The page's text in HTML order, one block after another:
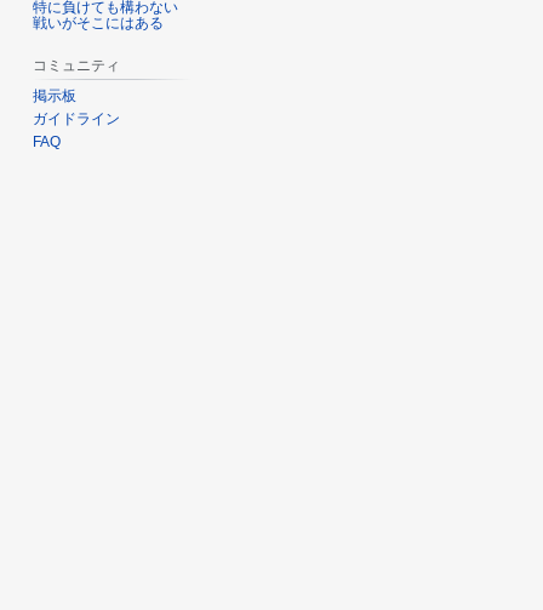
特に負けても構わない
戦いがそこにはある
コミュニティ
掲示板
ガイドライン
FAQ